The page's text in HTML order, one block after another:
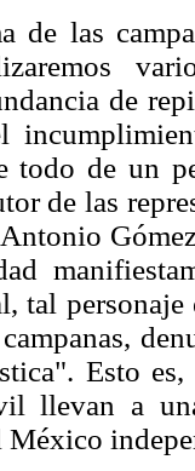
de las
de
todo de un
de las
tal
Esto
llevan a
México